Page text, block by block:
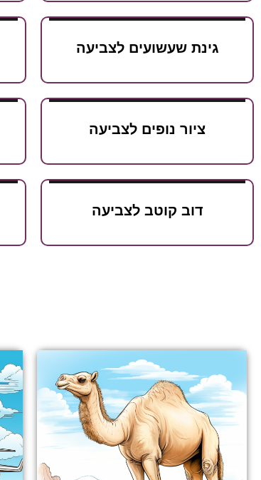
גינת שעשועים לצביעה
ציור נופים לצביעה
דוב קוטב לצביעה